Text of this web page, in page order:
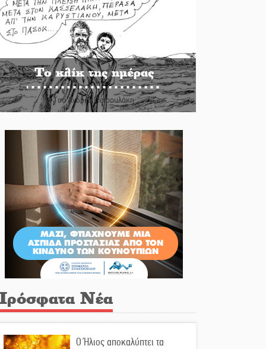
Το κλίκ της ημέρας
Του Ανδρέα Πετρουλάκη
Νέα
Ο Ήλιος αποκαλύπτει τα